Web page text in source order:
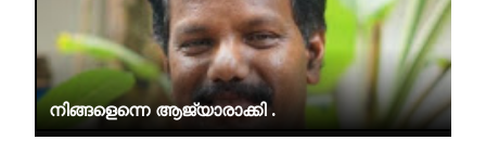
നിങ്ങളെന്നെ ആജ്യാരാക്കി .